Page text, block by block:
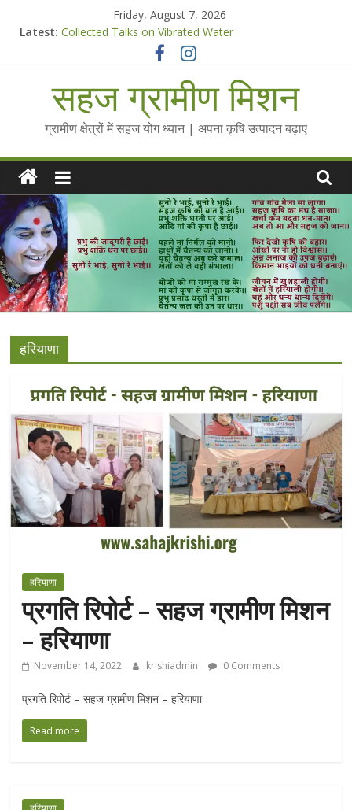
Friday, August 7, 2026
Latest: Collected Talks on Vibrated Water
सहज कृषि प्रचार-प्रसार किट
Standee Designs @ 2025 for Sahaj Krishi Promotions
Chalo Gaon Ki Or Abhiyaan - 2025-26
सहज ग्रामीण मिशन
ग्रामीण क्षेत्रों में सहज योग ध्यान | अपना कृषि उत्पादन बढ़ाए
हरियाणा
हरियाणा
प्रगति रिपोर्ट – सहज ग्रामीण मिशन
– हरियाणा
November 14, 2022 krishiadmin 0 Comments
प्रगति रिपोर्ट – सहज ग्रामीण मिशन – हरियाणा
Read more